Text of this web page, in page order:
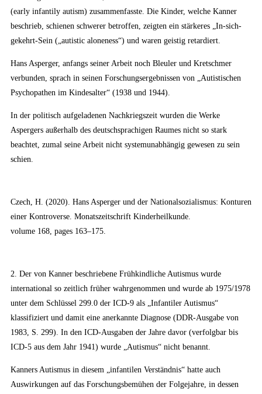
(early infantily autism) zusammenfasste. Die Kinder, welche Kanner
beschrieb, schienen schwerer betroffen, zeigten ein stärkeres „In-sich-
gekehrt-Sein („autistic aloneness“) und waren geistig retardiert.
Hans Asperger, anfangs seiner Arbeit noch Bleuler und Kretschmer
verbunden, sprach in seinen Forschungsergebnissen von „Autistischen
Psychopathen im Kindesalter“ (1938 und 1944).
In der politisch aufgeladenen Nachkriegszeit wurden die Werke
Aspergers außerhalb des deutschsprachigen Raumes nicht so stark
beachtet, zumal seine Arbeit nicht systemunabhängig gewesen zu sein
schien.
Czech, H. (2020). Hans Asperger und der Nationalsozialismus: Konturen
einer Kontroverse. Monatszeitschrift Kinderheilkunde.
volume 168, pages 163–175.
2. Der von Kanner beschriebene Frühkindliche Autismus wurde
international so zeitlich früher wahrgenommen und wurde ab 1975/1978
unter dem Schlüssel 299.0 der ICD-9 als „Infantiler Autismus“
klassifiziert und damit eine anerkannte Diagnose (DDR-Ausgabe von
1983, S. 299). In den ICD-Ausgaben der Jahre davor (verfolgbar bis
ICD-5 aus dem Jahr 1941) wurde „Autismus“ nicht benannt.
Kanners Autismus in diesem „infantilen Verständnis“ hatte auch
Auswirkungen auf das Forschungsbemühen der Folgejahre, in dessen